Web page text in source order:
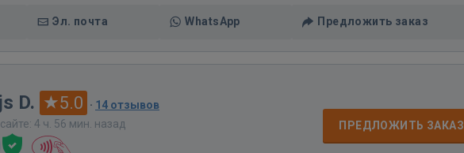
Эл. почта WhatsApp Предложить заказ
D. 5.0 · 14 отзывов
4 ч. 56 мин. назад
ПРЕДЛОЖИТЬ ЗАКАЗ